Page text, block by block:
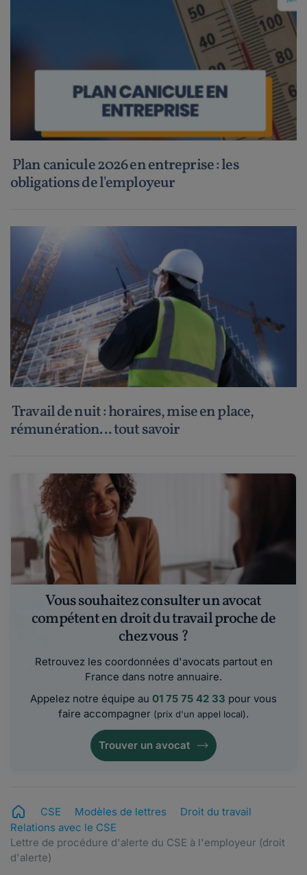
Plan canicule 2026 en entreprise : les
obligations de l'employeur
Travail de nuit : horaires, mise en place,
rémunération... tout savoir
Vous souhaitez consulter un avocat
compétent en droit du travail proche de
chez vous ?
Retrouvez les coordonnées d'avocats partout en
France dans notre annuaire.
Appelez notre équipe au 01 75 75 42 33 pour vous
faire accompagner (prix d'un appel local).
Trouver un avocat
CSE Modèles de lettres
Droit du travail
Relations avec le CSE
Lettre de procédure d'alerte du CSE à l'employeur (droit
d'alerte)